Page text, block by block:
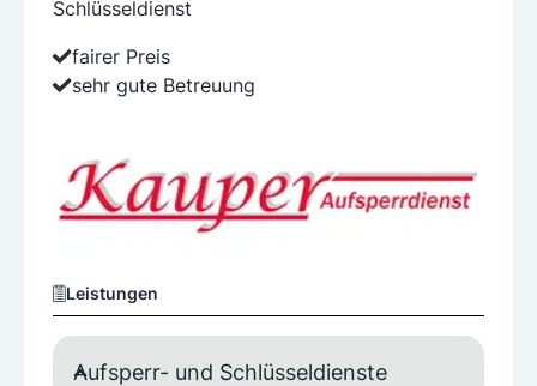
Schlüsseldienst
fairer Preis
sehr gute Betreuung
Leistungen
Aufsperr- und Schlüsseldienste